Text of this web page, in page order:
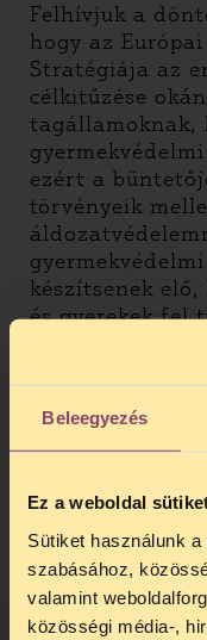
Beleegyezés
Ez a weboldal
Sütiket használunk
szabásához,
valamint
közösségi média-,
Felhívjuk a
hogy az
Stratégiája az
célkitűzése
tagállamoknak,
ezért a
törvényeik
készítsenek
és gyerekek fel
történteket, a
Budapest, 2024.
A
mint
Alapítvány a